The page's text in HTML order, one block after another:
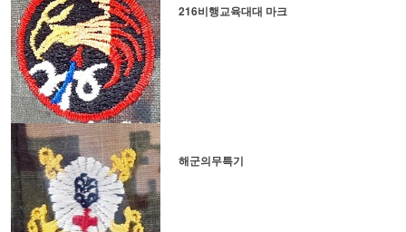
216비행교육대대 마크
해군의무특기